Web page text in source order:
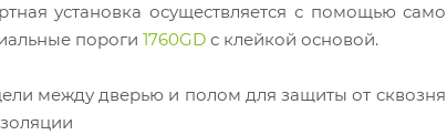
установка осуществляется с помощью
пороги 1760GD с клейкой основой.
между дверью и полом для защиты от